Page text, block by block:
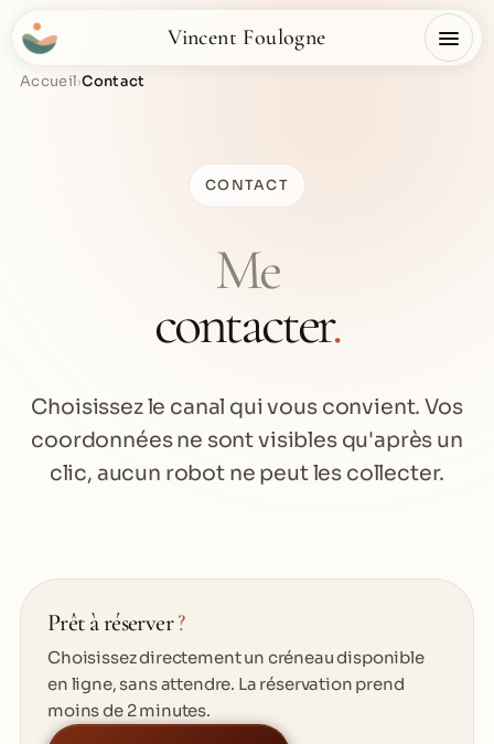
Vincent Foulogne
Accueil›Contact
CONTACT
Me
contacter.
Choisissez le canal qui vous convient. Vos
coordonnées ne sont visibles qu'après un
clic, aucun robot ne peut les collecter.
Prêt à réserver?
Choisissez directement un créneau disponible
en ligne, sans attendre. La réservation prend
moins de 2 minutes.